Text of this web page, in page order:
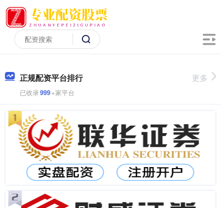
正规配资平台排行
已收录999+家平台
更多